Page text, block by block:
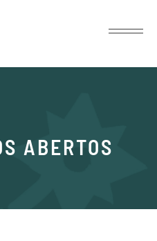
ABERTOS